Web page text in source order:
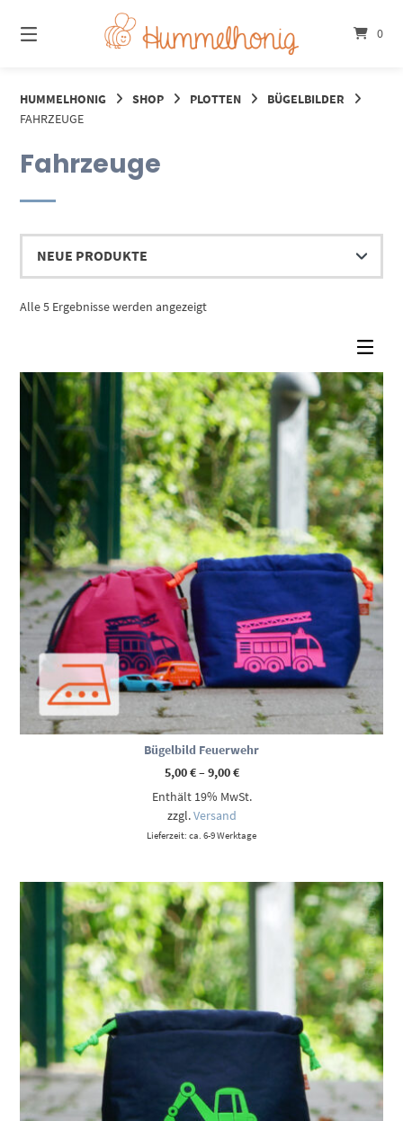
zum
Inhalt
0
HUMMELHONIG SHOP PLOTTEN
BÜGELBILDER
FAHRZEUGE
Fahrzeuge
Alle 5 Ergebnisse werden angezeigtNach
Bügelbild Feuerwehr
5,00€–9,00€Preisspanne:
bis
Enthält 19% MwSt.
zzgl.Versand
Lieferzeit: ca. 6-9 Werktage